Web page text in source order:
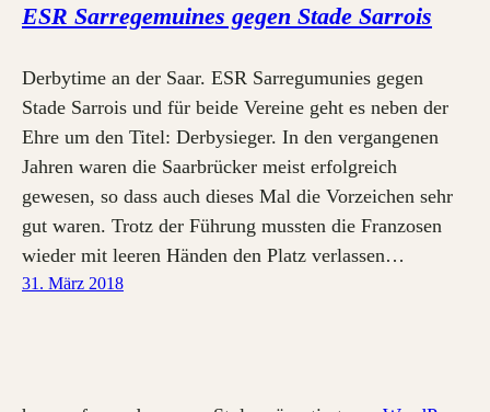
ESR Sarregemuines gegen Stade Sarrois
Derbytime an der Saar. ESR Sarregumunies gegen
Stade Sarrois und für beide Vereine geht es neben der
Ehre um den Titel: Derbysieger. In den vergangenen
Jahren waren die Saarbrücker meist erfolgreich
gewesen, so dass auch dieses Mal die Vorzeichen sehr
gut waren. Trotz der Führung mussten die Franzosen
wieder mit leeren Händen den Platz verlassen…
31. März 2018